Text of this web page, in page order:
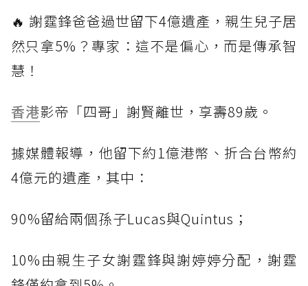
🔥 謝霆鋒爸爸過世留下4億遺產，親生兒子居
然只拿5%？專家：這不是偏心，而是傳承智
慧！
香港影帝「四哥」謝賢離世，享壽89歲。
據媒體報導，他留下約1億港幣、折合台幣約
4億元的遺產，其中：
90%留給兩個孫子Lucas與Quintus；
10%由親生子女謝霆鋒與謝婷婷分配，謝霆